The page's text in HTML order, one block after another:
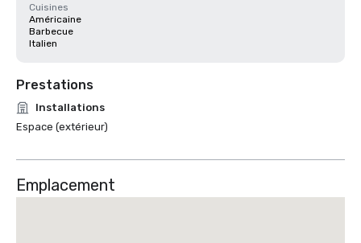
Cuisines
Américaine
Barbecue
Italien
Prestations
Installations
Espace (extérieur)
Emplacement